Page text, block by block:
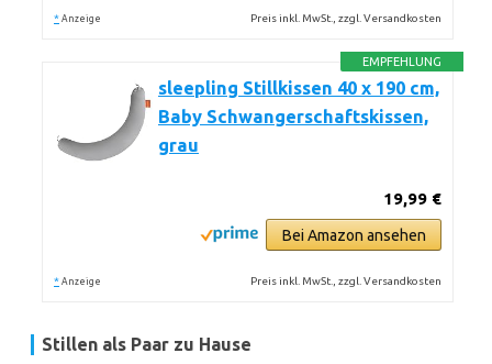
* Anzeige Preis inkl. MwSt., zzgl. Versandkosten
EMPFEHLUNG
sleepling Stillkissen 40 x 190 cm,
Baby Schwangerschaftskissen,
grau
19,99 €
Bei Amazon ansehen
* Anzeige Preis inkl. MwSt., zzgl. Versandkosten
Stillen als Paar zu Hause